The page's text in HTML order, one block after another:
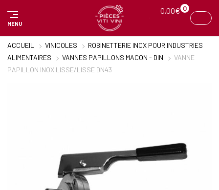
MENU
0,00€ 0
ACCUEIL VINICOLES
ROBINETTERIE INOX POUR INDUSTRIES
ALIMENTAIRES
VANNES PAPILLONS MACON - DIN
VANNE
PAPILLON INOX LISSE/LISSE DN43
Panneau de gestion des cookies